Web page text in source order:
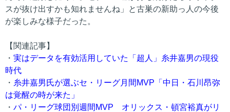
スが抜け出すかも知れませんね」と古巣の新助っ人の今後
が楽しみな様子だった。
【関連記事】
・ 実はデータを有効活用していた「超人」糸井嘉男の現役
時代
・ 糸井嘉男氏が選ぶセ・リーグ月間MVP「中日・石川昂弥
は覚醒の時が来た」
・ パ・リーグ球団別週間MVP オリックス・頓宮裕真がリ